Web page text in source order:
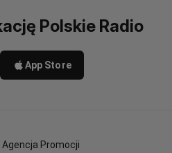
Polskie Radio
App Store
Agencja Promocji